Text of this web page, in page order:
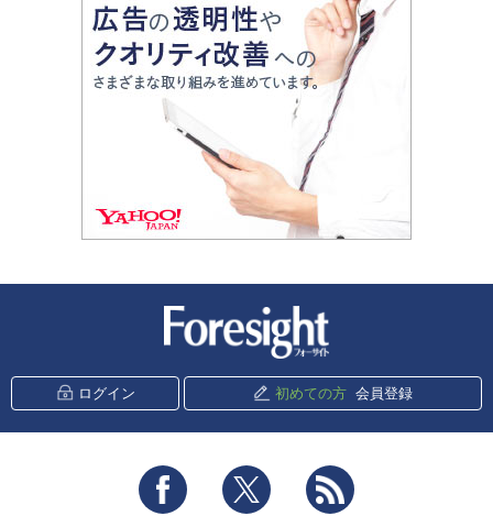
ログイン 初めての方 会員登録
Facebook Twitter